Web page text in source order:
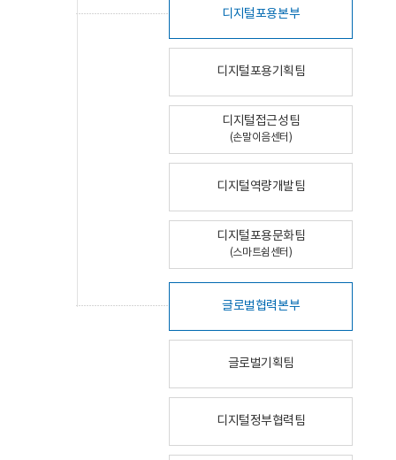
디지털포용본부
디지털포용기획팀
디지털접근성팀
(손말이음센터)
디지털역량개발팀
디지털포용문화팀
(스마트쉼센터)
글로벌협력본부
글로벌기획팀
디지털정부협력팀